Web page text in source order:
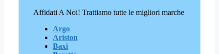
Affidati A Noi! Trattiamo tutte le migliori marche
Argo
Ariston
Baxi